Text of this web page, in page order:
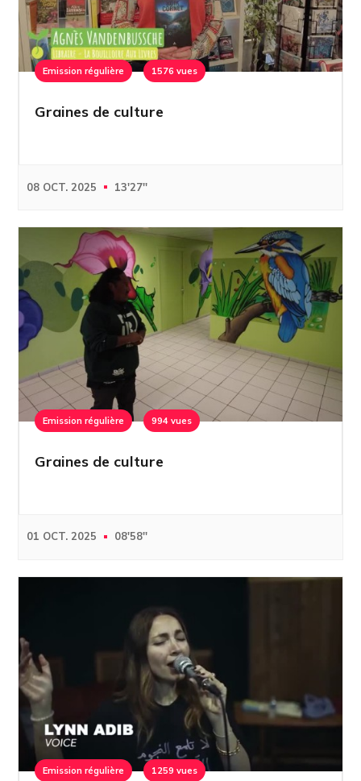
Emission régulière 1576 vues
Graines de culture
08 OCT. 2025 13'27''
Emission régulière 994 vues
Graines de culture
01 OCT. 2025 08'58''
Emission régulière 1259 vues